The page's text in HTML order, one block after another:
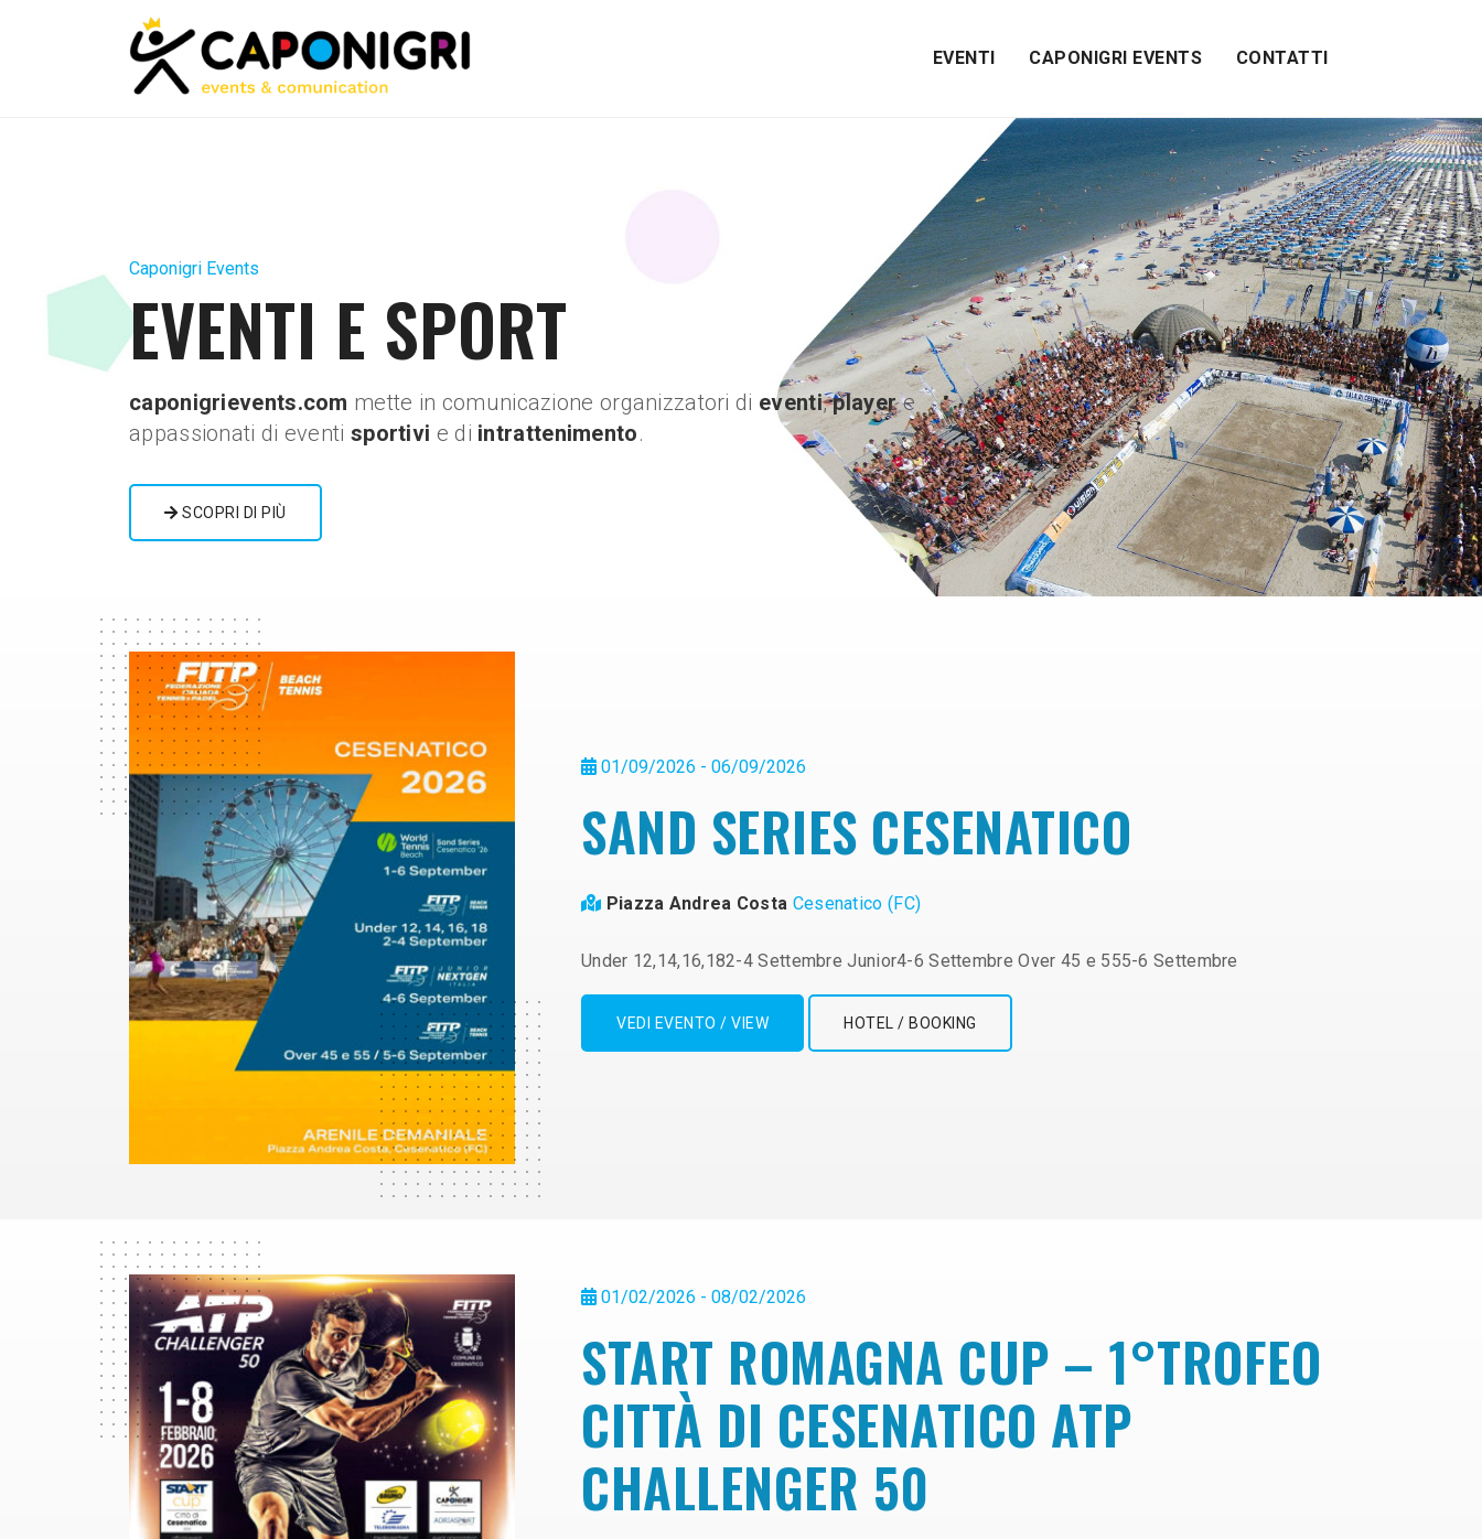
EVENTI CAPONIGRI EVENTS CONTATTI
Caponigri Events
EVENTI E SPORT
caponigrievents.com mette in comunicazione organizzatori di eventi,playere
appassionati di eventi sportivi e di intrattenimento.
SCOPRI DI PIÙ
01/09/2026 - 06/09/2026
SAND SERIES CESENATICO
Piazza Andrea Costa Cesenatico (FC)
Under 12,14,16,182-4 Settembre Junior4-6 Settembre Over 45 e 555-6 Settembre
VEDI EVENTO / VIEW HOTEL / BOOKING
01/02/2026 - 08/02/2026
START ROMAGNA CUP – 1°TROFEO
CITTÀ DI CESENATICO ATP
CHALLENGER 50